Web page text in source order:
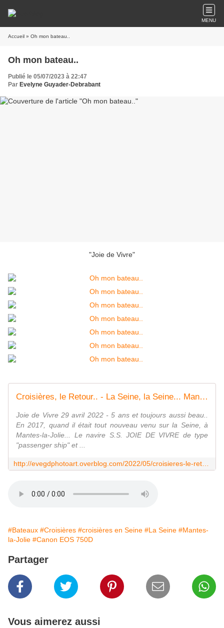
MENU
Accueil » Oh mon bateau..
Oh mon bateau..
Publié le 05/07/2023 à 22:47
Par Evelyne Guyader-Debrabant
"Joie de Vivre"
Croisières, le Retour.. - La Seine, la Seine... Mantes-la-Jolie, et Moi...
Joie de Vivre 29 avril 2022 - 5 ans et toujours aussi beau..
En 2017, quand il était tout nouveau venu sur la Seine, à
Mantes-la-Jolie... Le navire S.S. JOIE DE VIVRE de type
"passenger ship" et ...
#Bateaux #Croisières #croisières en Seine #La Seine #Mantes-
la-Jolie #Canon EOS 750D
Partager
Vous aimerez aussi